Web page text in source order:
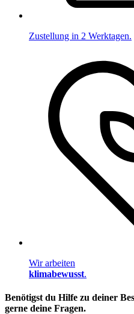
Zustellung in 2 Werktagen.
Wir arbeiten
klimabewusst.
Benötigst du Hilfe zu deiner
gerne deine Fragen.